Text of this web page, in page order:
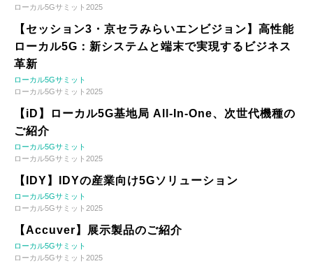
ローカル5Gサミット2025
【セッション3・京セラみらいエンビジョン】高性能
ローカル5G：新システムと端末で実現するビジネス
革新
ローカル5Gサミット
ローカル5Gサミット2025
【iD】ローカル5G基地局 All-In-One、次世代機種の
ご紹介
ローカル5Gサミット
ローカル5Gサミット2025
【IDY】IDYの産業向け5Gソリューション
ローカル5Gサミット
ローカル5Gサミット2025
【Accuver】展示製品のご紹介
ローカル5Gサミット
ローカル5Gサミット2025